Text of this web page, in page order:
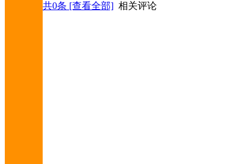
共0条 [查看全部] 相关评论